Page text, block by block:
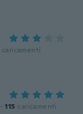
caricamenti
· 115 caricamenti